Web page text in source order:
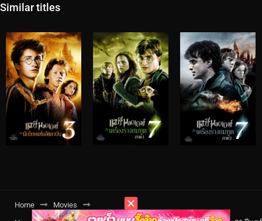
Similar titles
Home
Movies